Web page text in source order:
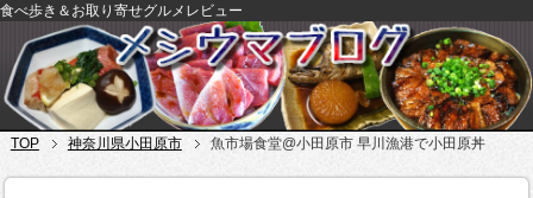
食べ歩き＆お取り寄せグルメレビュー
TOP 神奈川県小田原市 魚市場食堂@小田原市 早川漁港で小田原丼